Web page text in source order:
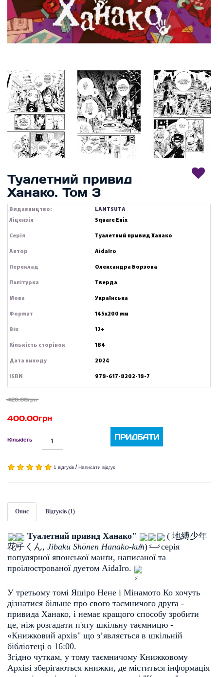
Туалетний привид
Ханако. Том 3
Видавництво:
LANTSUTA
Ліцензія
Square Enix
Серія Туалетний привид Ханако
Автор AidaIro
Переклад Олександра Борзова
Палітурка Тверда
Мова Українська
Формат 145х200 мм
Вік 12+
Кількість сторінок 184
Дата виходу 2024
ISBN 978-617-8202-18-7
420.00грн
400.00грн
Кількість ПРИДБАТИ
1 відгуків /Написати відгук
Опис Відгуків (1)
Туалетний привид Ханако" ( 地縛少年
花子くん, Jibaku Shōnen Hanako-kun) — серія
популярної японської манґи, написаної та
проілюстрованої дуетом AidaIro.
У третьому томі Яшіро Нене і Мінамото Ко хочуть
дізнатися більше про свого таємничого друга -
привида Ханако, і немає кращого способу зробити
це, ніж розгадати п'яту шкільну таємницю -
«Книжковий архів" що з’являється в шкільній
бібліотеці о 16:00.
Згідно чуткам, у тому таємничому Книжковому
Архіві зберігаються книжки, де міститься інформація